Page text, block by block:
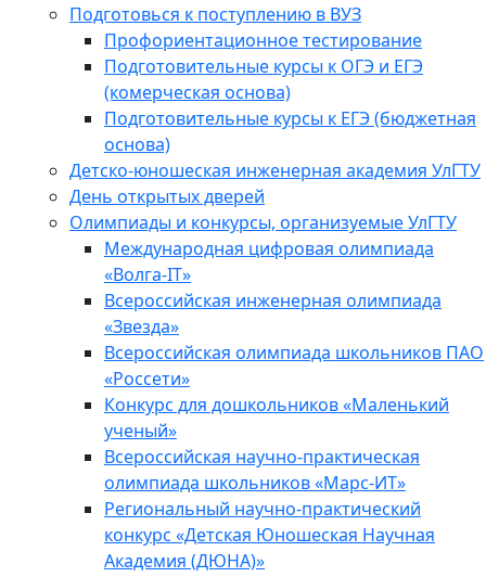
Подготовься к поступлению в ВУЗ
Профориентационное тестирование
Подготовительные курсы к ОГЭ и ЕГЭ
(комерческая основа)
Подготовительные курсы к ЕГЭ (бюджетная
основа)
Детско-юношеская инженерная академия УлГТУ
День открытых дверей
Олимпиады и конкурсы, организуемые УлГТУ
Международная цифровая олимпиада
«Волга-IT»
Всероссийская инженерная олимпиада
«Звезда»
Всероссийская олимпиада школьников ПАО
«Россети»
Конкурс для дошкольников «Маленький
ученый»
Всероссийская научно-практическая
олимпиада школьников «Марс-ИТ»
Региональный научно-практический
конкурс «Детская Юношеская Научная
Академия (ДЮНА)»